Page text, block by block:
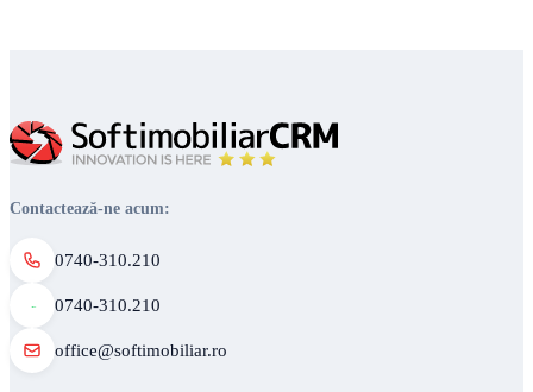
Contactează-ne acum:
0740-310.210
0740-310.210
office@softimobiliar.ro